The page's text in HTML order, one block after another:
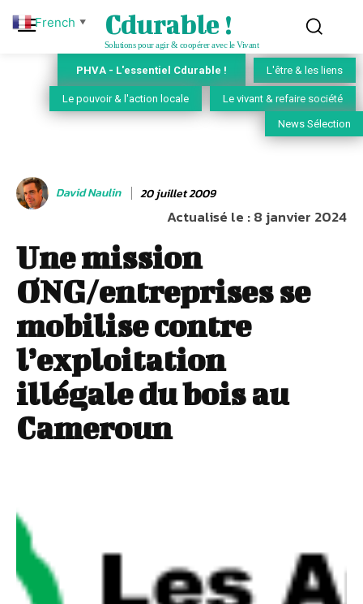
Cdurable !
Solutions pour agir & coopérer avec le Vivant
PHVA - L'essentiel Cdurable ! L'être & les liens
Le pouvoir & l'action locale Le vivant & refaire société
News Sélection
David Naulin 20 juillet 2009
Actualisé le :8 janvier 2024
Une mission
ONG/entreprises se
mobilise contre
l’exploitation
illégale du bois au
Cameroun
French ▼